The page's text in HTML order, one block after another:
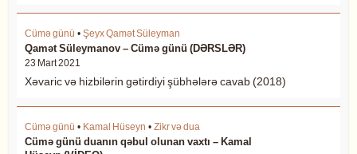
Cümə günü • Şeyx Qamət Süleyman
Qamət Süleymanov – Cümə günü (DƏRSLƏR)
23 Mart 2021
Xəvaric və hizbilərin gətirdiyi şübhələrə cavab (2018)
Cümə günü • Kamal Hüseyn • Zikr və dua
Cümə günü duanın qəbul olunan vaxtı – Kamal